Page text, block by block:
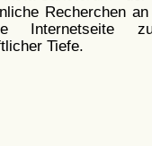
Recherchen
Internetseite
Tiefe.